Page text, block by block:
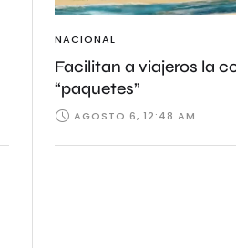
NACIONAL
Facilitan a viajeros la
“paquetes”
AGOSTO 6, 12:48 AM